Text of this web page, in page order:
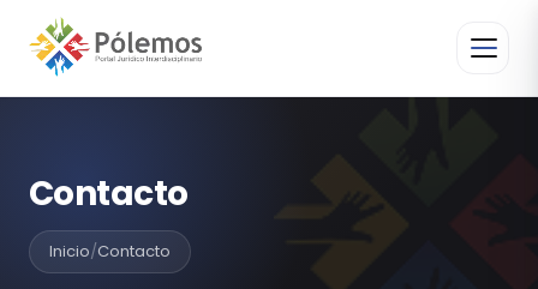
Contacto
Inicio/Contacto